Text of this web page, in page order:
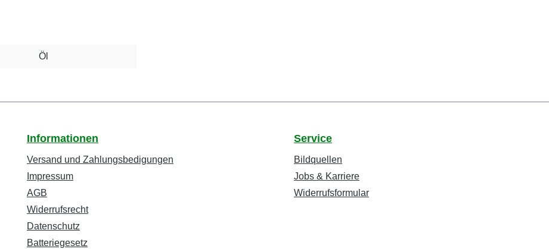
Öl
Informationen
Versand und Zahlungsbedigungen
Impressum
AGB
Widerrufsrecht
Datenschutz
Batteriegesetz
Service
Bildquellen
Jobs & Karriere
Widerrufsformular